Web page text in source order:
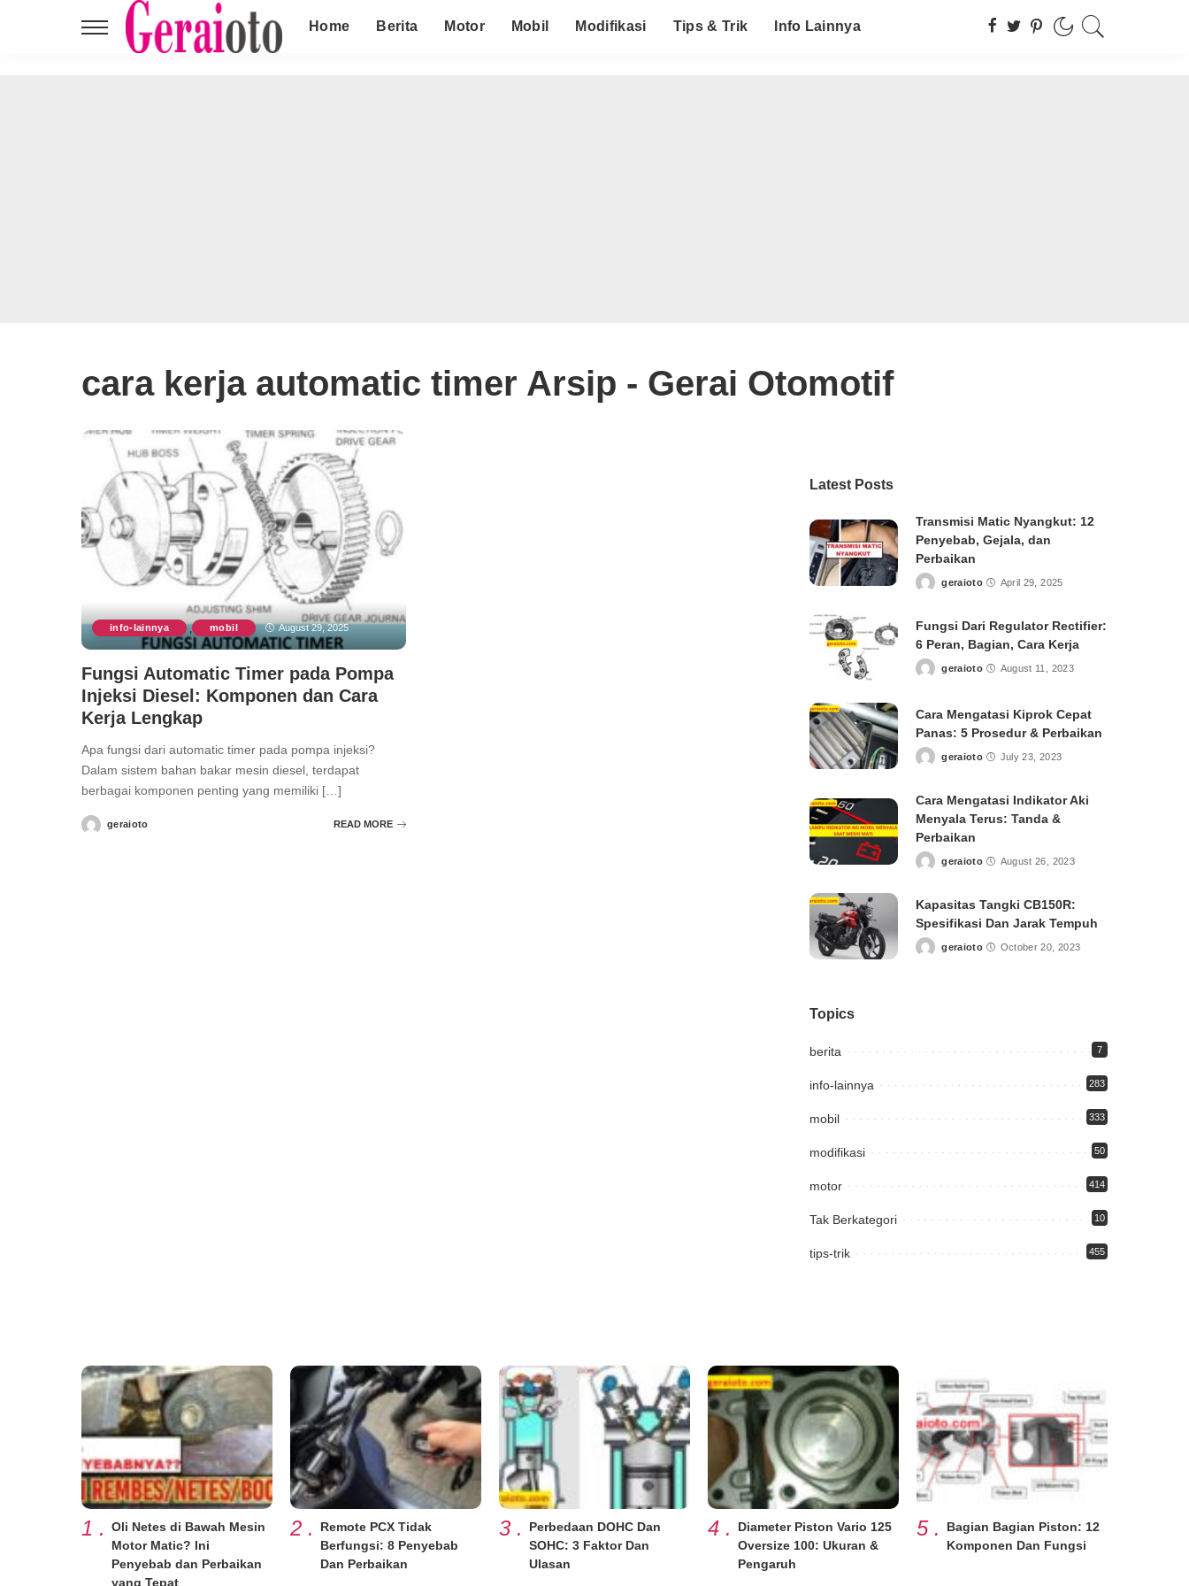
Home Berita Motor Mobil Modifikasi Tips & Trik Info Lainnya
cara kerja automatic timer Arsip - Gerai Otomotif
info-lainnya , mobil August 29, 2025
Fungsi Automatic Timer pada Pompa
Injeksi Diesel: Komponen dan Cara
Kerja Lengkap
Apa fungsi dari automatic timer pada pompa injeksi?
Dalam sistem bahan bakar mesin diesel, terdapat
berbagai komponen penting yang memiliki […]
Postedgeraioto READ MORE
Latest Posts
Transmisi Matic Nyangkut: 12
Penyebab, Gejala, dan
Perbaikan
Postedgeraioto April 29, 2025
Fungsi Dari Regulator Rectifier:
6 Peran, Bagian, Cara Kerja
Postedgeraioto August 11, 2023
Cara Mengatasi Kiprok Cepat
Panas: 5 Prosedur & Perbaikan
Postedgeraioto July 23, 2023
Cara Mengatasi Indikator Aki
Menyala Terus: Tanda &
Perbaikan
Postedgeraioto August 26, 2023
Kapasitas Tangki CB150R:
Spesifikasi Dan Jarak Tempuh
Postedgeraioto October 20, 2023
Topics
berita 7
info-lainnya 283
mobil 333
modifikasi 50
motor 414
Tak Berkategori 10
tips-trik 455
1 .
Oli Netes di Bawah Mesin
Motor Matic? Ini
Penyebab dan Perbaikan
yang Tepat
2 .
Remote PCX Tidak
Berfungsi: 8 Penyebab
Dan Perbaikan
3 .
Perbedaan DOHC Dan
SOHC: 3 Faktor Dan
Ulasan
4 .
Diameter Piston Vario 125
Oversize 100: Ukuran &
Pengaruh
5 .
Bagian Bagian Piston: 12
Komponen Dan Fungsi